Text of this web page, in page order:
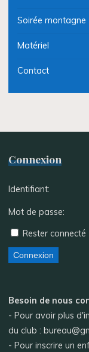
Soirée montagne
Matériel
Contact
Connexion
Identifiant:
Mot de passe:
Rester connecté
Connexion
Besoin de nous
- Pour avoir plus
du club :
- Pour inscrire un